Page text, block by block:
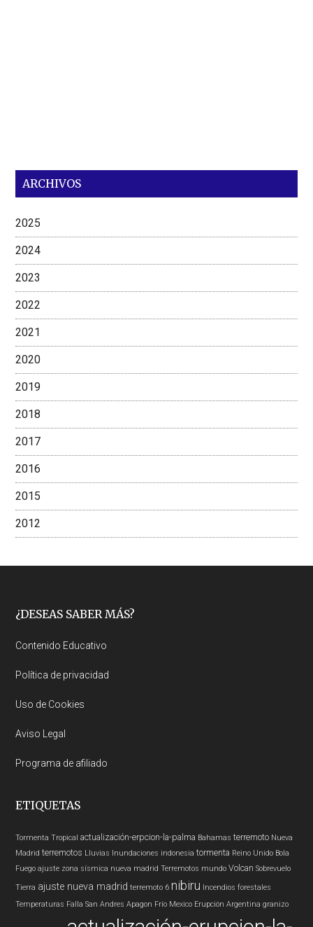
ARCHIVOS
2025
2024
2023
2022
2021
2020
2019
2018
2017
2016
2015
2012
Footer
¿DESEAS SABER MÁS?
Contenido Educativo
Política de privacidad
Uso de Cookies
Aviso Legal
Programa de afiliado
ETIQUETAS
Tormenta Tropical actualización-erpcion-la-palma Bahamas terremoto Nueva
Madrid terremotos Lluvias Inundaciones indonesia tormenta Reino Unido Bola
Fuego ajuste zona sísmica nueva madrid Terremotos mundo Volcan Sobrevuelo
Tierra ajuste nueva madrid terremoto 6 nibiru
Incendios forestales
Temperaturas Falla San Andres Apagon Frío Mexico Erupción Argentina granizo